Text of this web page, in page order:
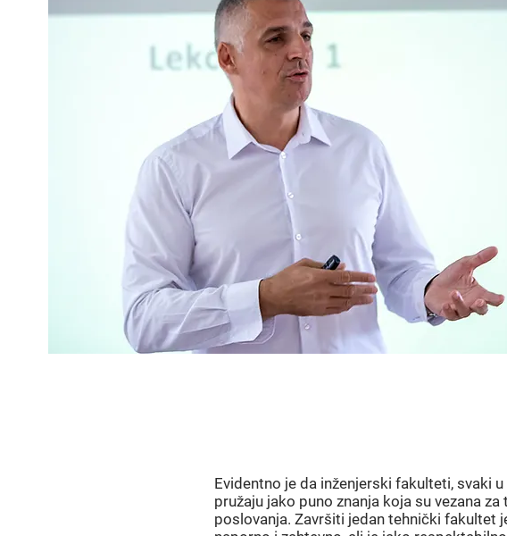
Evidentno je da inženjerski fakulteti, svaki
pružaju jako puno znanja koja su vezana za
poslovanja. Završiti jedan tehnički fakultet